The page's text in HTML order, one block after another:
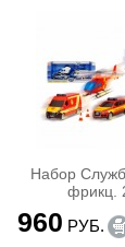
Набор
фрикц.
960 РУБ.